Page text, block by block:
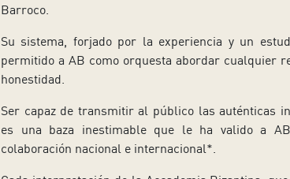
Barroco.
Su sistema, forjado por la experiencia y un
permitido a AB como orquesta abordar cualquier
honestidad.
Ser capaz de transmitir al público las auténticas
es una baza inestimable que le ha valido a
colaboración nacional e internacional*.